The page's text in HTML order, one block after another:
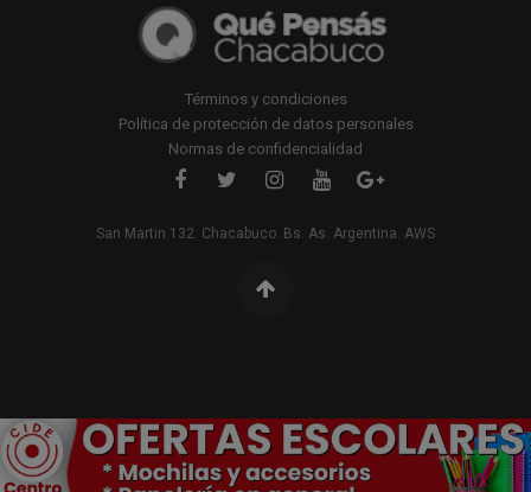
Términos y condiciones
Política de protección de datos personales
Normas de confidencialidad
San Martin 132. Chacabuco. Bs. As. Argentina. AWS